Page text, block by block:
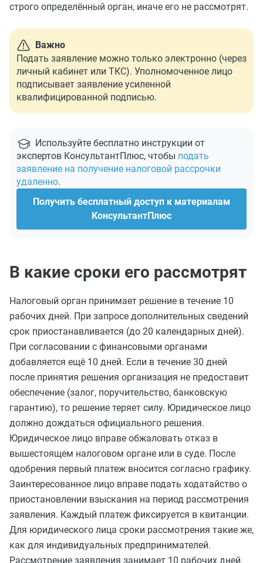
строго определённый орган, иначе его не рассмотрят.
Важно
Подать заявление можно только электронно (через
личный кабинет или ТКС). Уполномоченное лицо
подписывает заявление усиленной
квалифицированной подписью.
Используйте бесплатно инструкции от
экспертов КонсультантПлюс, чтобы подать
заявление на получение налоговой рассрочки
удаленно.
Получить бесплатный доступ к материалам
КонсультантПлюс
В какие сроки его рассмотрят
Налоговый орган принимает решение в течение 10
рабочих дней. При запросе дополнительных сведений
срок приостанавливается (до 20 календарных дней).
При согласовании с финансовыми органами
добавляется ещё 10 дней. Если в течение 30 дней
после принятия решения организация не предоставит
обеспечение (залог, поручительство, банковскую
гарантию), то решение теряет силу. Юридическое лицо
должно дождаться официального решения.
Юридическое лицо вправе обжаловать отказ в
вышестоящем налоговом органе или в суде. После
одобрения первый платеж вносится согласно графику.
Заинтересованное лицо вправе подать ходатайство о
приостановлении взыскания на период рассмотрения
заявления. Каждый платеж фиксируется в квитанции.
Для юридического лица сроки рассмотрения такие же,
как для индивидуальных предпринимателей.
Рассмотрение заявления занимает 10 рабочих дней,